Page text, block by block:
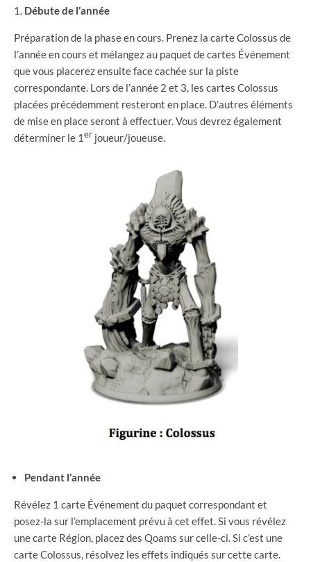
Débute de l’année
Préparation de la phase en cours. Prenez la carte Colossus de
l’année en cours et mélangez au paquet de cartes Événement
que vous placerez ensuite face cachée sur la piste
correspondante. Lors de l’année 2 et 3, les cartes Colossus
placées précédemment resteront en place. D’autres éléments
de mise en place seront à effectuer. Vous devrez également
déterminer le 1 er joueur/joueuse.
Pendant l’année
Révélez 1 carte Événement du paquet correspondant et
posez-la sur l’emplacement prévu à cet effet. Si vous révélez
une carte Région, placez des Qoams sur celle-ci. Si c’est une
carte Colossus, résolvez les effets indiqués sur cette carte.